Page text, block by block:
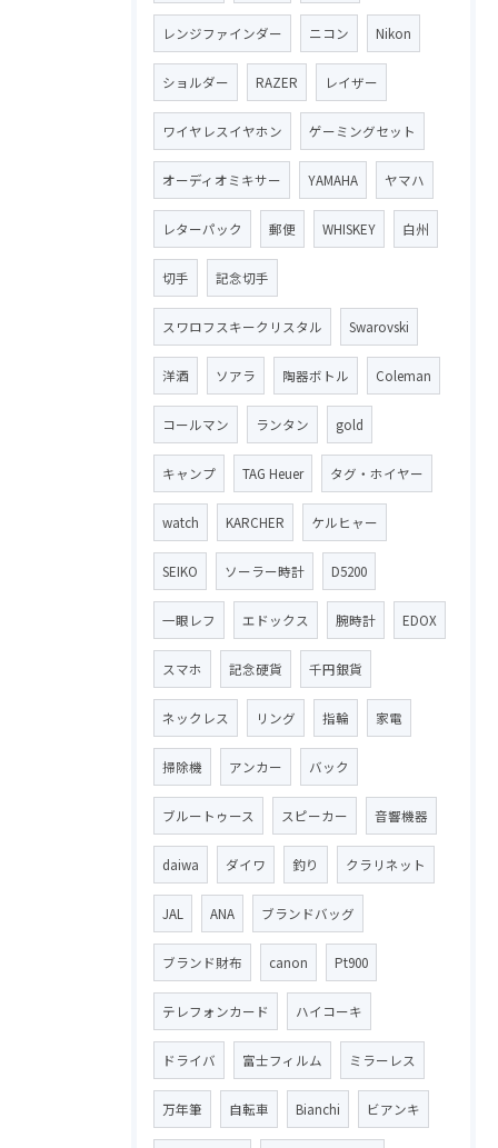
レンジファインダー ニコン Nikon
ショルダー RAZER レイザー
ワイヤレスイヤホン ゲーミングセット
オーディオミキサー YAMAHA ヤマハ
レターパック 郵便 WHISKEY 白州
切手 記念切手
スワロフスキークリスタル Swarovski
洋酒 ソアラ 陶器ボトル Coleman
コールマン ランタン gold
キャンプ TAG Heuer タグ・ホイヤー
watch KARCHER ケルヒャー
SEIKO ソーラー時計 D5200
一眼レフ エドックス 腕時計 EDOX
スマホ 記念硬貨 千円銀貨
ネックレス リング 指輪 家電
掃除機 アンカー バック
ブルートゥース スピーカー 音響機器
daiwa ダイワ 釣り クラリネット
JAL ANA ブランドバッグ
ブランド財布 canon Pt900
テレフォンカード ハイコーキ
ドライバ 富士フィルム ミラーレス
万年筆 自転車 Bianchi ビアンキ